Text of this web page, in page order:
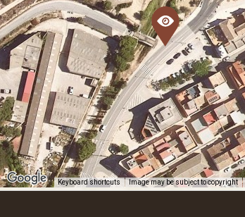
Keyboard shortcuts Image may be subject to copyright